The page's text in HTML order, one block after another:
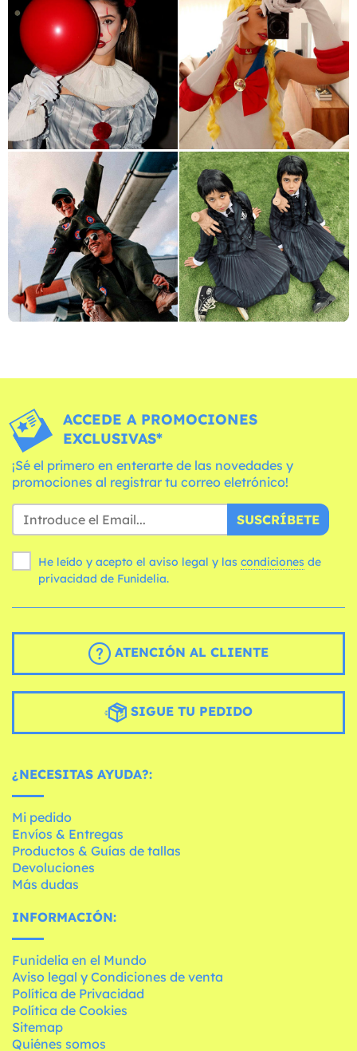
ACCEDE A PROMOCIONES
EXCLUSIVAS*
¡Sé el primero en enterarte de las novedades y
promociones al registrar tu correo eletrónico!
SUSCRÍBETE
He leído y acepto el aviso legal y las condiciones
privacidad de Funidelia.
ATENCIÓN AL CLIENTE
SIGUE TU PEDIDO
¿NECESITAS AYUDA?:
Mi pedido
Envíos & Entregas
Productos & Guías de tallas
Devoluciones
Más dudas
INFORMACIÓN:
Funidelia en el Mundo
Aviso legal y Condiciones de venta
Política de Privacidad
Política de Cookies
Sitemap
Quiénes somos